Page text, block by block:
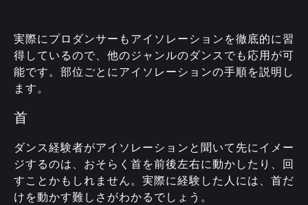
実際にプロダンサーもアイソレーションを徹底的に習
得しているので、他のジャンルのダンスでも応用が可
能です。部位ごとにアイソレーションの手順を説明し
ます。
首
ダンス経験者がアイソレーションと聞いて先にイメー
ジするのは、おそらく首を前後左右に動かしたり、回
すことかもしれません。実際に経験した人には、首だ
けを動かす難しさがわかるでしょう。